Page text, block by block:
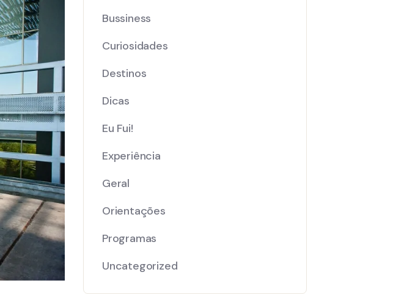
Bussiness
Curiosidades
Destinos
Dicas
Eu Fui!
Experiência
Geral
Orientações
Programas
Uncategorized